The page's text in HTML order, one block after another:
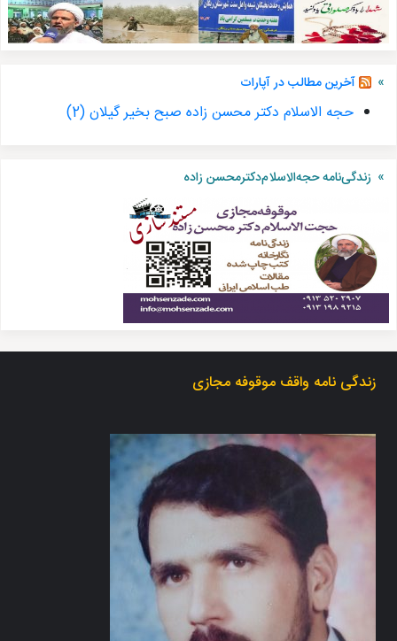
آخرین مطالب در آپارات
حجه الاسلام دکتر محسن زاده صبح بخیر گیلان (2)
زندگی‌نامه حجه‌الاسلام‌دکتر‌محسن زاده
زندگی نامه واقف موقوفه مجازی